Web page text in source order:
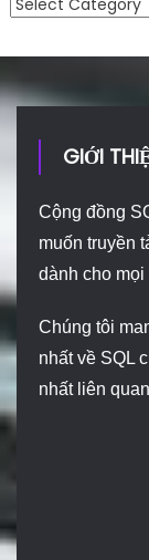
GIỚI
Cộng đồng
muốn truyền
dành cho
Chúng tôi
nhất về SQL
nhất liên